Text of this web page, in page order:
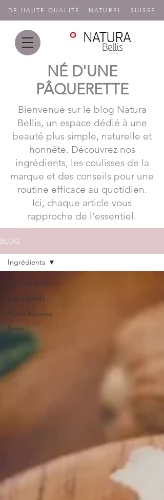
DE HAUTE QUALITÉ - NATUREL - SUISSE
NÉ D'UNE
PÂQUERETTE
Bienvenue sur le blog Natura
Bellis, un espace dédié à une
beauté plus simple, naturelle et
honnête. Découvrez nos
ingrédients, les coulisses de la
marque et des conseils pour une
routine efficace au quotidien.
Ici, chaque article vous
rapproche de l’essentiel.
BLOG
Tous les posts
Ingrédients
Notre histoire
Soins
Ingrédients